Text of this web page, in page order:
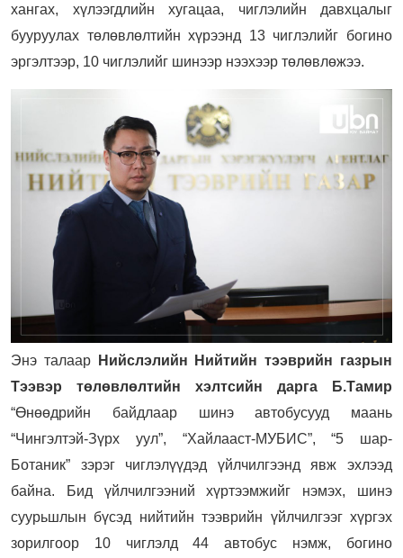
хангах, хүлээгдлийн хугацаа, чиглэлийн давхцалыг
бууруулах төлөвлөлтийн хүрээнд 13 чиглэлийг богино
эргэлтээр, 10 чиглэлийг шинээр нээхээр төлөвлөжээ.
Энэ талаар
Нийслэлийн Нийтийн тээврийн газрын
Тээвэр төлөвлөлтийн хэлтсийн дарга Б.Тамир
“Өнөөдрийн байдлаар шинэ автобусууд маань
“Чингэлтэй-Зүрх уул”, “Хайлааст-МУБИС”, “5 шар-
Ботаник” зэрэг чиглэлүүдэд үйлчилгээнд явж эхлээд
байна. Бид үйлчилгээний хүртээмжийг нэмэх, шинэ
суурьшлын бүсэд нийтийн тээврийн үйлчилгээг хүргэх
зорилгоор 10 чиглэлд 44 автобус нэмж, богино